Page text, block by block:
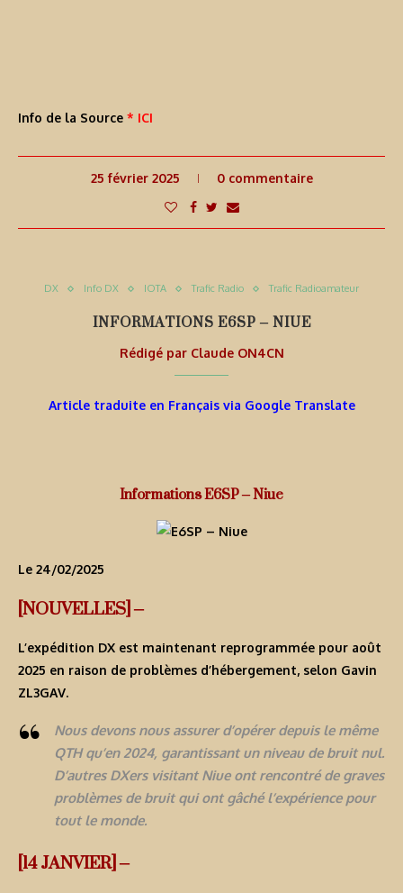
Info de la Source * ICI
25 février 2025 0 commentaire
DX Info DX IOTA Trafic Radio Trafic Radioamateur
INFORMATIONS E6SP – NIUE
Rédigé par Claude ON4CN
Article traduite en Français via Google Translate
Informations E6SP – Niue
Le 24/02/2025
[NOUVELLES] –
L’expédition DX est maintenant reprogrammée pour août
2025 en raison de problèmes d’hébergement, selon Gavin
ZL3GAV.
Nous devons nous assurer d’opérer depuis le même
QTH qu’en 2024, garantissant un niveau de bruit nul.
D’autres DXers visitant Niue ont rencontré de graves
problèmes de bruit qui ont gâché l’expérience pour
tout le monde.
[14 JANVIER] –